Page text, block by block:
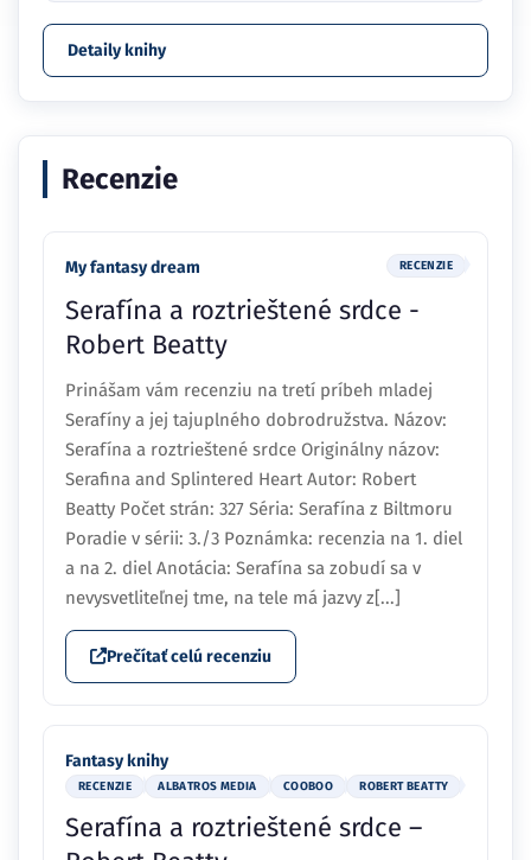
Detaily knihy
Recenzie
My fantasy dream RECENZIE
Serafína a roztrieštené srdce -
Robert Beatty
Prinášam vám recenziu na tretí príbeh mladej
Serafíny a jej tajuplného dobrodružstva. Názov:
Serafína a roztrieštené srdce Originálny názov:
Serafina and Splintered Heart Autor: Robert
Beatty Počet strán: 327 Séria: Serafína z Biltmoru
Poradie v sérii: 3./3 Poznámka: recenzia na 1. diel
a na 2. diel Anotácia: Serafína sa zobudí sa v
nevysvetliteľnej tme, na tele má jazvy z[...]
Prečítať celú recenziu
Fantasy knihy
RECENZIE ALBATROS MEDIA COOBOO ROBERT BEATTY
Serafína a roztrieštené srdce –